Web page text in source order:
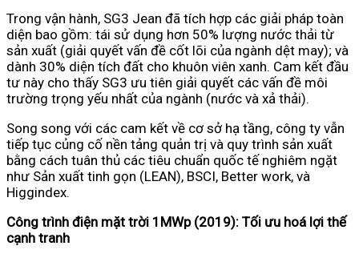
Trong vận hành, SG3 Jean đã tích hợp các giải pháp toàn
diện bao gồm: tái sử dụng hơn 50% lượng nước thải từ
sản xuất (giải quyết vấn đề cốt lõi của ngành dệt may); và
dành 30% diện tích đất cho khuôn viên xanh. Cam kết đầu
tư này cho thấy SG3 ưu tiên giải quyết các vấn đề môi
trường trọng yếu nhất của ngành (nước và xả thải).
Song song với các cam kết về cơ sở hạ tầng, công ty vẫn
tiếp tục củng cố nền tảng quản trị và quy trình sản xuất
bằng cách tuân thủ các tiêu chuẩn quốc tế nghiêm ngặt
như Sản xuất tinh gọn (LEAN), BSCI, Better work, và
Higgindex.
Công trình điện mặt trời 1MWp (2019): Tối ưu hoá lợi thế
cạnh tranh